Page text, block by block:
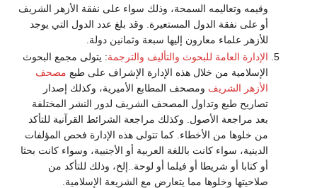
وقيمه وتعاليمه السمحة، وذلك سواء على نفقة الأزهر الشريف
أو على نفقة الدول المستعيرة. وقد بلغ عدد الدول التي يوجد
للأزهر علماء معارون إليها سبعة وثمانين دولة.
الإدارة العامة للبحوث والتأليف والترجمة: يتولى مجمع البحوث
الإسلامية من خلال هذه الإدارة الإشراف على طبع مصحف
الأزهر الشريف ومصحف المطابع الأميرية، وكذلك إصدار
تصاريح طبع وتداول المصحف الشريف لدور النشر المختلفة
بعد مراجعة الأصول. وكذلك مراجعة الشرائط القرآنية للتأكد
من خلوها من الأخطاء. كما تتولى هذه الإدارة فحص المؤلفات
الدينية، سواء كانت باللغة العربية أو الأجنبية، وسواء كانت بحثا
أو كتابا أو شريطا أو فيلما أو لوحة..إلخ، وذلك للتأكد من
صلاحيتها وخلوها مما يتعارض مع الشريعة الإسلامية.